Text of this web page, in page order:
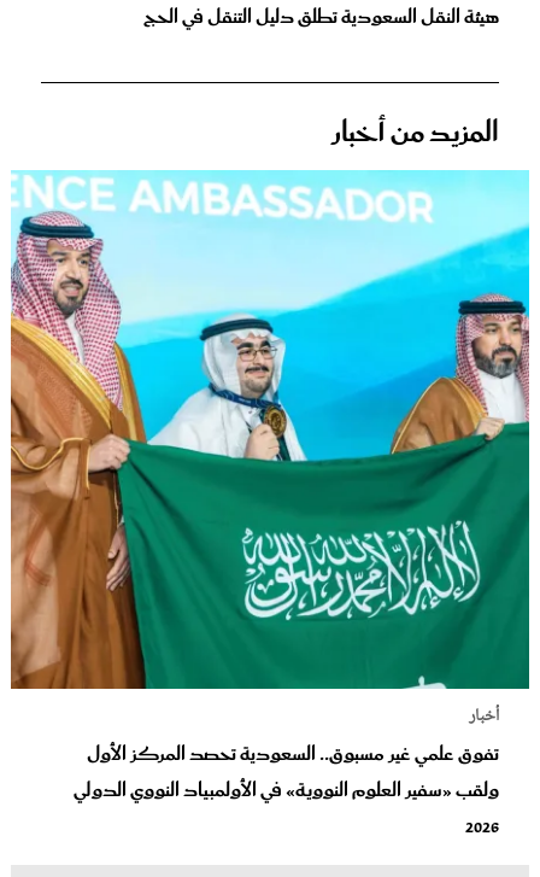
هيئة النقل السعودية تطلق دليل التنقل في الحج
المزيد من أخبار
أخبار
تفوق علمي غير مسبوق.. السعودية تحصد المركز الأول
ولقب «سفير العلوم النووية» في الأولمبياد النووي الدولي
2026